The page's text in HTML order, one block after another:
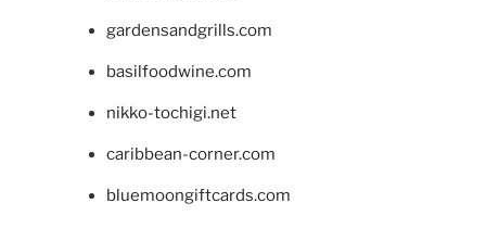
gardensandgrills.com
basilfoodwine.com
nikko-tochigi.net
caribbean-corner.com
bluemoongiftcards.com